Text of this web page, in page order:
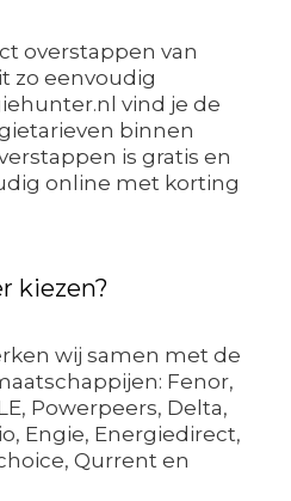
overstappen van
zo eenvoudig
vind je de
binnen
is gratis en
online met korting
kiezen?
wij samen met de
Fenor,
Powerpeers, Delta,
Engie, Energiedirect,
Qurrent en